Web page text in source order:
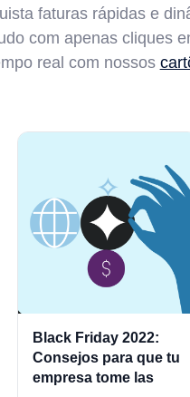
faturas rápidas e
com apenas cliques
real com nossos
Black Friday 2022:
Consejos para que tu
empresa tome las